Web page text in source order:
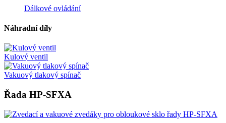
Dálkové ovládání
Náhradní díly
Kulový ventil
Vakuový tlakový spínač
Řada HP-SFXA